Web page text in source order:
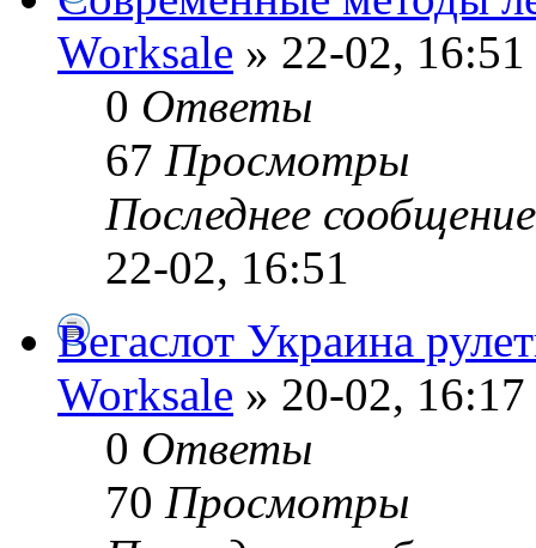
Worksale » 22-02, 16:51
0 Ответы
67 Просмотры
Последнее
22-02, 16:51
Вегаслот Украина
Worksale » 20-02, 16:17
0 Ответы
70 Просмотры